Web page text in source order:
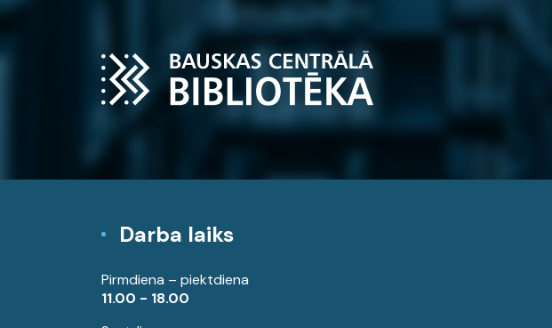
Darba laiks
Pirmdiena – piektdiena
11.00 - 18.00